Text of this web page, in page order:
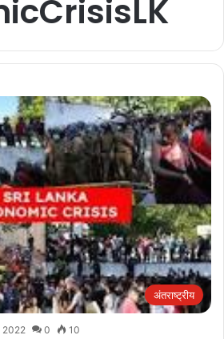
अंतराष्ट्रीय
2022 0 10